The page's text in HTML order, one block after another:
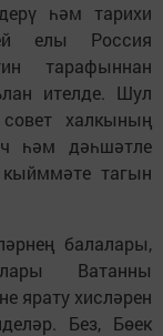
һәм тарихи
елы Россия
тарафыннан
ителде. Шул
халкының
һәм дәһшәтле
тагын
балалары,
Ватанны
ярату хисләрен
Без, Бөек